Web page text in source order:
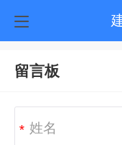
留言板
*